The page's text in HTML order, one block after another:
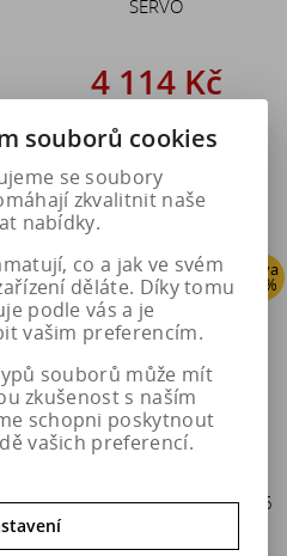
SERVO
4 114 Kč
Sleva
20 %
Pewag Sněhové řetězy RS 76
souborů cookies
se soubory
zkvalitnit naše
nabídky.
co a jak ve svém
děláte. Díky tomu
podle vás a je
vašim preferencím.
souborů může mít
zkušenost s naším
schopni poskytnout
vašich preferencí.